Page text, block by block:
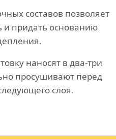
составов позволяет
и придать основанию
наносят в два-три
просушивают перед
слоя.